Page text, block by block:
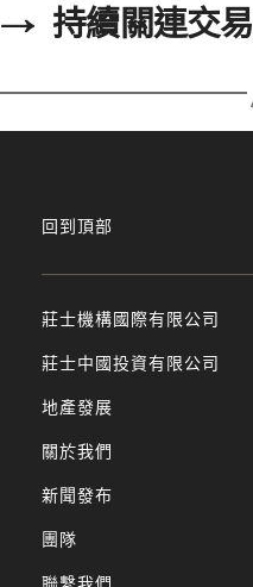
→ 持續關連交易
莊士機構國際有限公司
莊士中國投資有限公司
地產發展
關於我們
新聞發布
團隊
回到頂部